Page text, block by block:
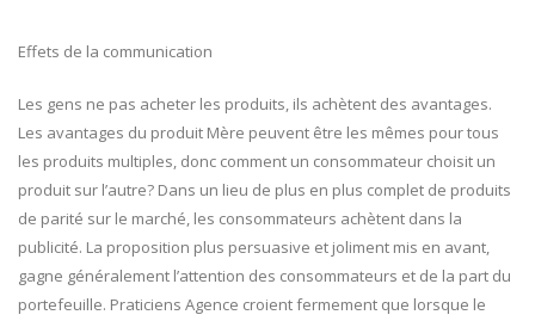
Effets de la communication
Les gens ne pas acheter les produits, ils achètent des avantages.
Les avantages du produit Mère peuvent être les mêmes pour tous
les produits multiples, donc comment un consommateur choisit un
produit sur l’autre? Dans un lieu de plus en plus complet de produits
de parité sur le marché, les consommateurs achètent dans la
publicité. La proposition plus persuasive et joliment mis en avant,
gagne généralement l’attention des consommateurs et de la part du
portefeuille. Praticiens Agence croient fermement que lorsque le